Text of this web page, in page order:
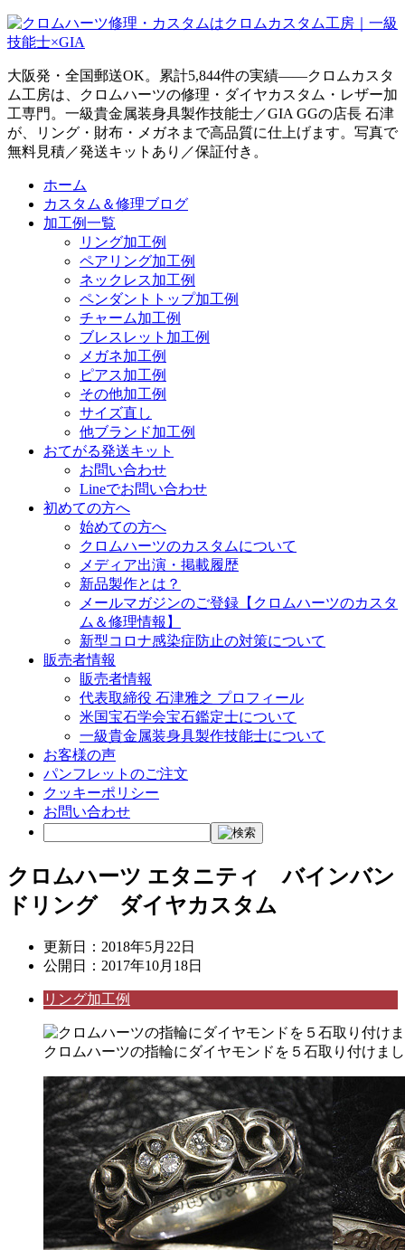
大阪発・全国郵送OK。累計5,844件の実績——クロムカスタ
ム工房は、クロムハーツの修理・ダイヤカスタム・レザー加
工専門。一級貴金属装身具製作技能士／GIA GGの店長 石津
が、リング・財布・メガネまで高品質に仕上げます。写真で
無料見積／発送キットあり／保証付き。
ホーム
カスタム＆修理ブログ
加工例一覧
リング加工例
ペアリング加工例
ネックレス加工例
ペンダントトップ加工例
チャーム加工例
ブレスレット加工例
メガネ加工例
ピアス加工例
その他加工例
サイズ直し
他ブランド加工例
おてがる発送キット
お問い合わせ
Lineでお問い合わせ
初めての方へ
始めての方へ
クロムハーツのカスタムについて
メディア出演・掲載履歴
新品製作とは？
メールマガジンのご登録【クロムハーツのカスタ
ム＆修理情報】
新型コロナ感染症防止の対策について
販売者情報
販売者情報
代表取締役 石津雅之 プロフィール
米国宝石学会宝石鑑定士について
一級貴金属装身具製作技能士について
お客様の声
パンフレットのご注文
クッキーポリシー
お問い合わせ
クロムハーツ エタニティ バインバン
ドリング ダイヤカスタム
更新日： 2018年5月22日
公開日： 2017年10月18日
リング加工例
クロムハーツの指輪にダイヤモンドを５石取り付けま